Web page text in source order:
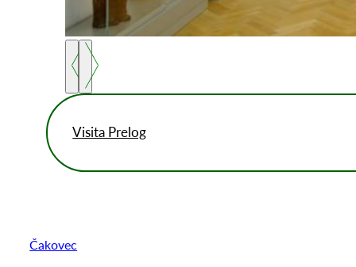
Visita Prelog
Čakovec